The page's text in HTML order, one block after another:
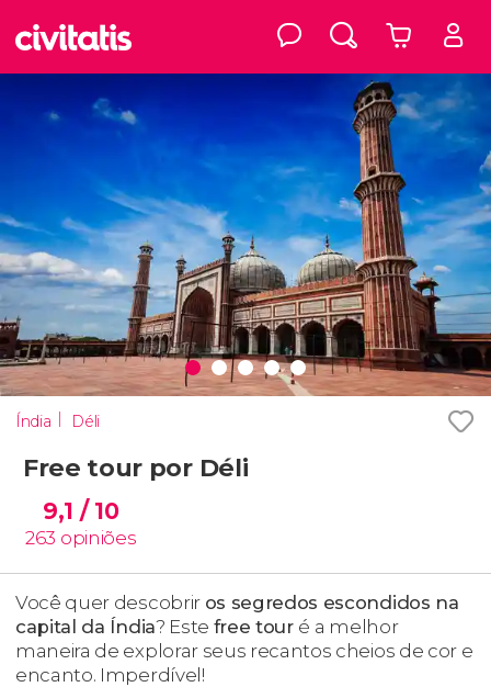
Índia Déli
Free tour por Déli
9,1 / 10
263 opiniões
Você quer descobrir os segredos escondidos na
capital da Índia? Este free tour é a melhor
maneira de explorar seus recantos cheios de cor e
encanto. Imperdível!